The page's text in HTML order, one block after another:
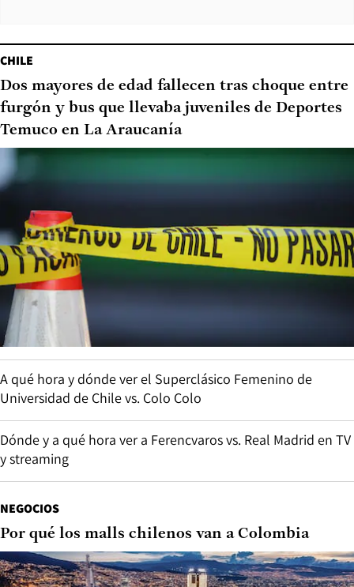
CHILE
Dos mayores de edad fallecen tras choque entre
furgón y bus que llevaba juveniles de Deportes
Temuco en La Araucanía
A qué hora y dónde ver el Superclásico Femenino de
Universidad de Chile vs. Colo Colo
Dónde y a qué hora ver a Ferencvaros vs. Real Madrid en TV
y streaming
NEGOCIOS
Por qué los malls chilenos van a Colombia